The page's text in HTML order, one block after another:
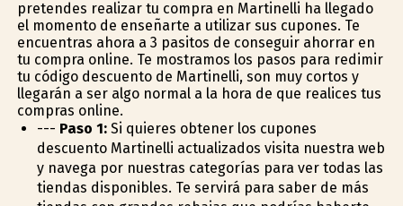
pretendes realizar tu compra en Martinelli ha llegado
el momento de enseñarte a utilizar sus cupones. Te
encuentras ahora a 3 pasitos de conseguir ahorrar en
tu compra online. Te mostramos los pasos para redimir
tu código descuento de Martinelli, son muy cortos y
llegarán a ser algo normal a la hora de que realices tus
compras online.
--- Paso 1:Si quieres obtener los cupones
descuento Martinelli actualizados visita nuestra web
y navega por nuestras categorías para ver todas las
tiendas disponibles. Te servirá para saber de más